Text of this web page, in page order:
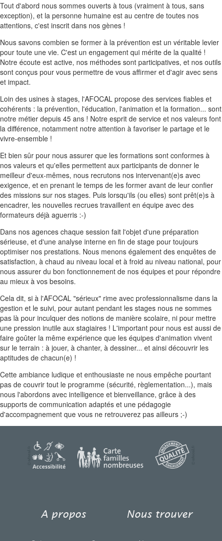
Tout d'abord nous sommes ouverts à tous (vraiment à tous, sans
exception), et la personne humaine est au centre de toutes nos
attentions, c'est inscrit dans nos gènes !
Nous savons combien se former à la prévention est un véritable levier
pour toute une vie. C'est un engagement qui mérite de la qualité !
Notre écoute est active, nos méthodes sont participatives, et nos outils
sont conçus pour vous permettre de vous affirmer et d'agir avec sens
et impact.
Loin des usines à stages, l'AFOCAL propose des services fiables et
cohérents : la prévention, l'éducation, l'animation et la formation... sont
notre métier depuis 45 ans ! Notre esprit de service et nos valeurs font
la différence, notamment notre attention à favoriser le partage et le
vivre-ensemble !
Et bien sûr pour nous assurer que les formations sont conformes à
nos valeurs et qu'elles permettent aux participants de donner le
meilleur d'eux-mêmes, nous recrutons nos intervenant(e)s avec
exigence, et en prenant le temps de les former avant de leur confier
des missions sur nos stages. Puis lorsqu'ils (ou elles) sont prêt(e)s à
encadrer, les nouvelles recrues travaillent en équipe avec des
formateurs déjà aguerris :-)
Dans nos agences chaque session fait l'objet d'une préparation
sérieuse, et d'une analyse interne en fin de stage pour toujours
optimiser nos prestations. Nous menons également des enquêtes de
satisfaction, à chaud au niveau local et à froid au niveau national, pour
nous assurer du bon fonctionnement de nos équipes et pour répondre
au mieux à vos besoins.
Cela dit, si à l'AFOCAL "sérieux" rime avec professionnalisme dans la
gestion et le suivi, pour autant pendant les stages nous ne sommes
pas là pour inculquer des notions de manière scolaire, ni pour mettre
une pression inutile aux stagiaires ! L'important pour nous est aussi de
faire goûter la même expérience que les équipes d'animation vivent
sur le terrain : à jouer, à chanter, à dessiner... et ainsi découvrir les
aptitudes de chacun(e) !
Cette ambiance ludique et enthousiaste ne nous empêche pourtant
pas de couvrir tout le programme (sécurité, règlementation...), mais
nous l'abordons avec intelligence et bienveillance, grâce à des
supports de communication adaptés et une pédagogie
d'accompagnement que vous ne retrouverez pas ailleurs ;-)
A propos Nous trouver